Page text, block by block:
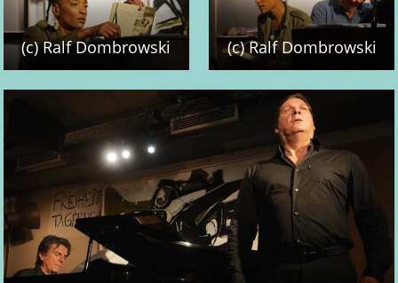
(c) Ralf Dombrowski (c) Ralf Dombrowski